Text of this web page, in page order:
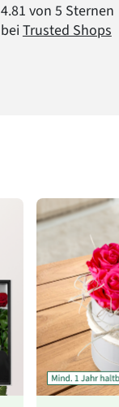
4.81 von 5 Sternen
bei Trusted Shops